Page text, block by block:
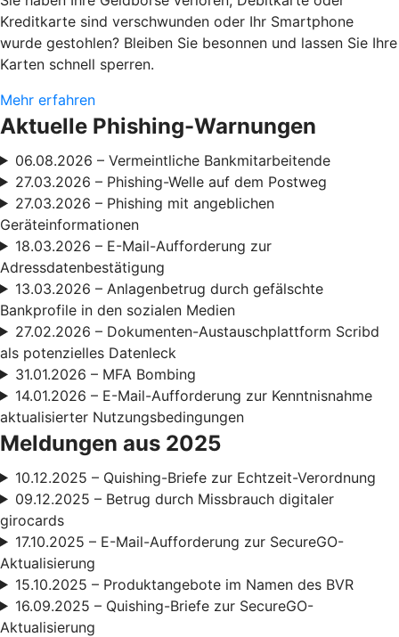
Kreditkarte sind verschwunden oder Ihr Smartphone
wurde gestohlen? Bleiben Sie besonnen und lassen Sie Ihre
Karten schnell sperren.
Mehr erfahren
Aktuelle Phishing-Warnungen
06.08.2026 – Vermeintliche Bankmitarbeitende
27.03.2026 – Phishing-Welle auf dem Postweg
27.03.2026 – Phishing mit angeblichen
Geräteinformationen
18.03.2026 – E-Mail-Aufforderung zur
Adressdatenbestätigung
13.03.2026 – Anlagenbetrug durch gefälschte
Bankprofile in den sozialen Medien
27.02.2026 – Dokumenten-Austauschplattform Scribd
als potenzielles Datenleck
31.01.2026 – MFA Bombing
14.01.2026 – E-Mail-Aufforderung zur Kenntnisnahme
aktualisierter Nutzungsbedingungen
Meldungen aus 2025
10.12.2025 – Quishing-Briefe zur Echtzeit-Verordnung
09.12.2025 – Betrug durch Missbrauch digitaler
girocards
17.10.2025 – E-Mail-Aufforderung zur SecureGO-
Aktualisierung
15.10.2025 – Produktangebote im Namen des BVR
16.09.2025 – Quishing-Briefe zur SecureGO-
Aktualisierung